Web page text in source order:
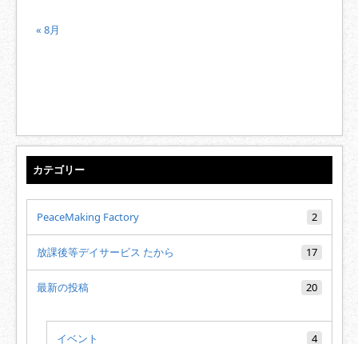
« 8月
カテゴリー
PeaceMaking Factory 2
放課後等デイサービス たから 17
最新の投稿 20
イベント 4